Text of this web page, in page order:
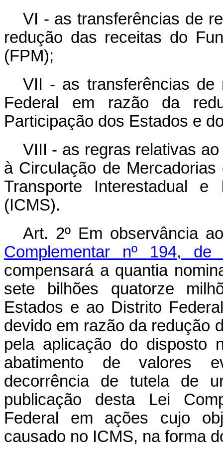
VI - as transferências de
redução das receitas do
(FPM);
VII - as transferências
Federal em razão da
Participação dos Estados e
VIII - as regras relativas
à Circulação de
Transporte Interestadual e
(ICMS).
Art. 2º Em observância
Complementar nº 194,
compensará a quantia
sete bilhões quatorze
Estados e ao Distrito
devido em razão da redução
pela aplicação do disposto
abatimento de valores
decorrência de tutela de
publicação desta Lei
Federal em ações cujo
causado no ICMS, na forma